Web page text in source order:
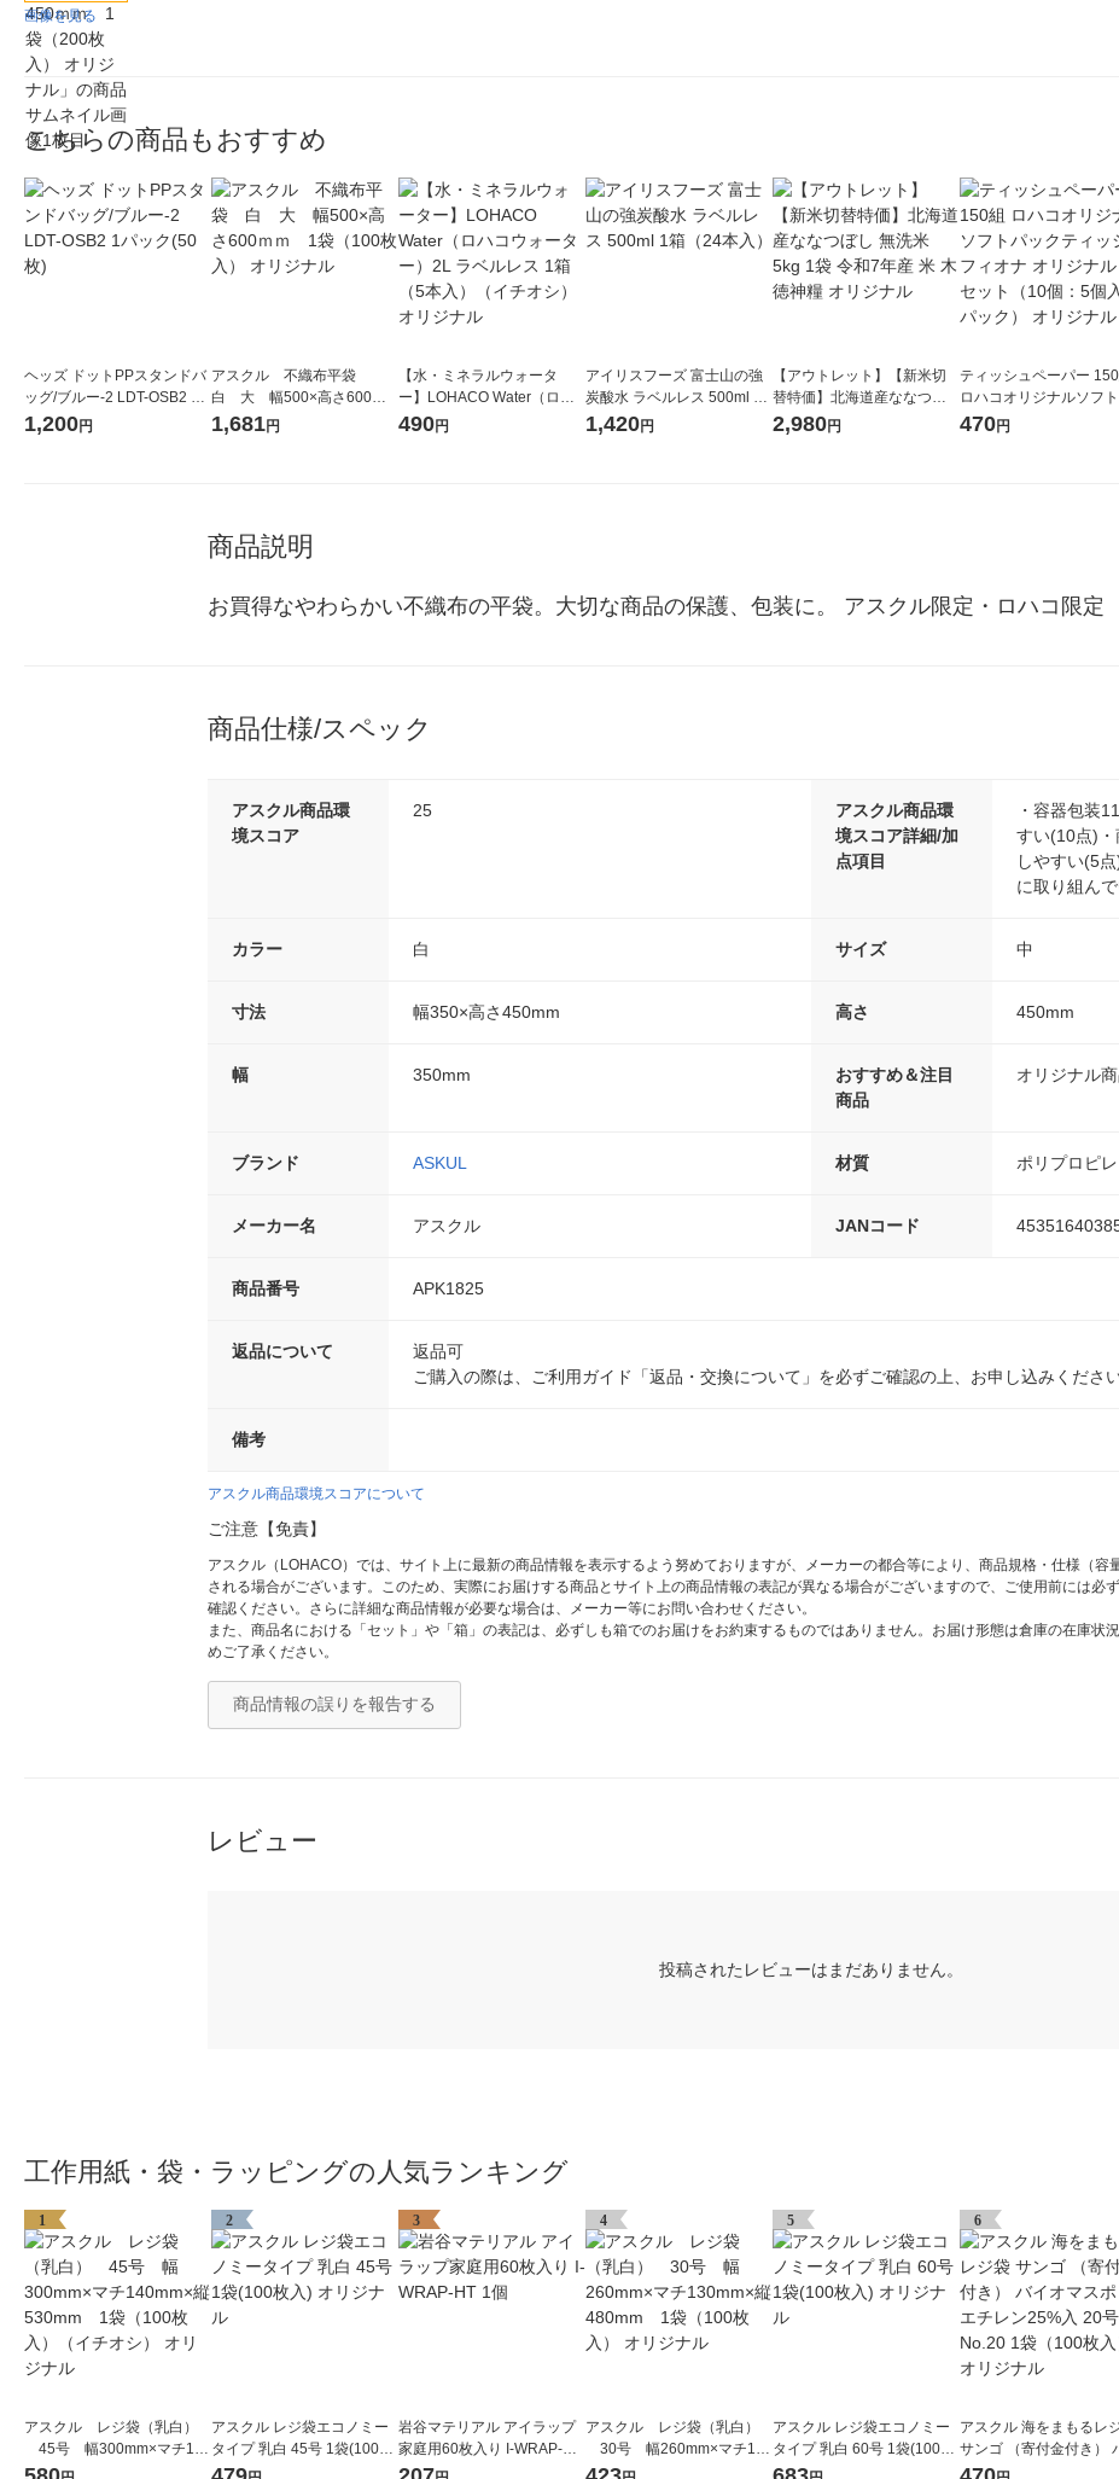
画像を見る
こちらの商品もおすすめ
ヘッズ ドットPPスタンドバ
ッグ/ブルー-2 LDT-OSB2 1
パック(50枚)
1,200円
アスクル 不織布平袋
白 大 幅500×高さ600ｍ
ｍ 1袋（100枚入） オリジ
1,681円
【水・ミネラルウォータ
ー】LOHACO Water（ロハ
コウォーター）2L ラベルレ
490円
アイリスフーズ 富士山の強
炭酸水 ラベルレス 500ml 1
箱（24本入）
1,420円
【アウトレット】【新米切
替特価】北海道産ななつぼ
し 無洗米 5kg 1袋 令和7年産
2,980円
ティッシュペーパー
ロハコオリジナルソフ
ックティッシュ フィオナ
470円
商品説明
お買得なやわらかい不織布の平袋。大切な商品の保護、包装に。 アスクル限定・ロハコ限定
商品仕様/スペック
アスクル商品環
境スコア
25
アスクル商品環
境スコア詳細/加
点項目
・容器包装
すい(10点)
しやすい(5
に取り組ん
カラー 白 サイズ 中
寸法 幅350×高さ450mm 高さ 450mm
幅 350mm
おすすめ＆注目
商品
オリジナル
ブランド ASKUL 材質 ポリプロピ
メーカー名 アスクル JANコード
商品番号 APK1825
返品について
返品可
ご購入の際は、ご利用ガイド「返品・交換について」を必ずご確認の上、お申し込みください
備考
アスクル商品環境スコアについて
ご注意【免責】
アスクル（LOHACO）では、サイト上に最新の商品情報を表示するよう努めておりますが、メーカーの都合等により、商品規格・仕様（容
される場合がございます。このため、実際にお届けする商品とサイト上の商品情報の表記が異なる場合がございますので、ご使用前には必
確認ください。さらに詳細な商品情報が必要な場合は、メーカー等にお問い合わせください。
また、商品名における「セット」や「箱」の表記は、必ずしも箱でのお届けをお約束するものではありません。お届け形態は倉庫の在庫状
めご了承ください。
商品情報の誤りを報告する
レビュー
投稿されたレビューはまだありません。
工作用紙・袋・ラッピングの人気ランキング
1
アスクル レジ袋（乳白）
45号 幅300mm×マチ140
mm×縦530mm 1袋（100
2
アスクル レジ袋エコノミー
タイプ 乳白 45号 1袋(100枚
入) オリジナル
3
岩谷マテリアル アイラップ
家庭用60枚入り I-WRAP-HT
1個
4
アスクル レジ袋（乳白）
30号 幅260mm×マチ130
mm×縦480mm 1袋（100
5
アスクル レジ袋エコノミー
タイプ 乳白 60号 1袋(100枚
入) オリジナル
6
アスクル 海をまもるレ
サンゴ （寄付金付き）
オマスポリエチレン25%